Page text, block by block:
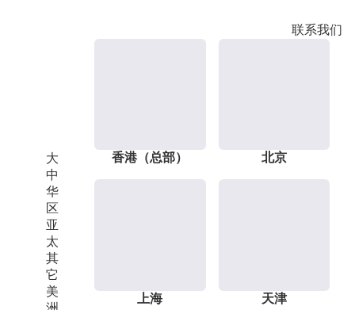
联系我们
大
中
华
区
亚
太
其
它
美
香港（总部） 北京
上海 天津